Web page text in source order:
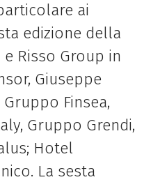
ai
edizione della
Risso Group in
Giuseppe
Finsea,
Gruppo Grendi,
Hotel
La sesta